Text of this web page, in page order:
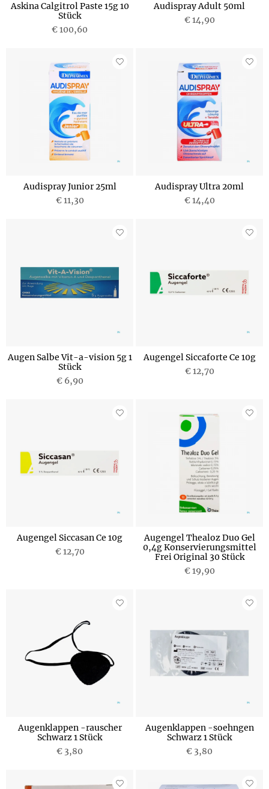
Askina Calgitrol Paste 15g 10
Stück
€ 100,60
Audispray Adult 50ml
€ 14,90
Audispray Junior 25ml
€ 11,30
Audispray Ultra 20ml
€ 14,40
Augen Salbe Vit-a-vision 5g 1
Stück
€ 6,90
Augengel Siccaforte Ce 10g
€ 12,70
Augengel Siccasan Ce 10g
€ 12,70
Augengel Thealoz Duo Gel
0,4g Konservierungsmittel
Frei Original 30 Stück
€ 19,90
Augenklappen -rauscher
Schwarz 1 Stück
€ 3,80
Augenklappen -soehngen
Schwarz 1 Stück
€ 3,80